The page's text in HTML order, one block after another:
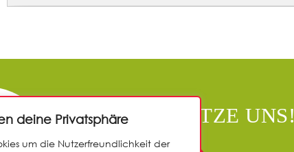
deine Privatsphäre
um die Nutzerfreundlichkeit der
UNTERSTÜTZE UNS!